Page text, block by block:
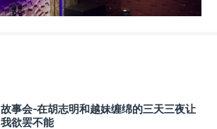
故事会-在胡志明和越妹缠绵的三天三夜让
我欲罢不能